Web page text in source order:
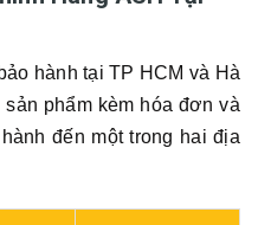
hành tại TP HCM và Hà
phẩm kèm hóa đơn và
đến một trong hai địa